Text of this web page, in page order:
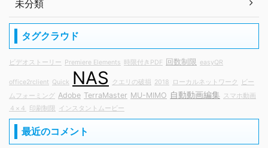
未分類
タグクラウド
ビデオストーリー Premiere Elements 時限付きPDF 回数制限 easyQR
office2rclient Quick NAS クエリの破損 2018 ローカルネットワーク
ビー
ムフォーミング Adobe TerraMaster MU-MIMO 自動動画編集
スマホ動画
４×４
印刷制限 インスタントムービー
最近のコメント